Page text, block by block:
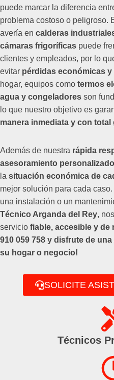
puede marcar la diferencia
problema costoso o peligroso.
avería en calderas
cámaras frigoríficas puede
clientes y empleados, por lo
evitar pérdidas económicas
hogar, equipos como termos
agua y congeladores son
lo que nuestro objetivo es
manera inmediata y con total
Además de nuestra rápida
asesoramiento personalizado
la situación económica de
mejor solución para cada
una instalación o un
Técnico Arganda del Rey,
servicio fiable, accesible y de
910 059 758 y disfrute de
su hogar o negocio!
SOLICITE
Técnicos